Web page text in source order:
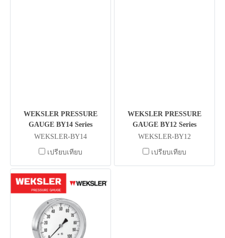
WEKSLER PRESSURE
GAUGE BY14 Series
WEKSLER-BY14
เปรียบเทียบ
WEKSLER PRESSURE
GAUGE BY12 Series
WEKSLER-BY12
เปรียบเทียบ